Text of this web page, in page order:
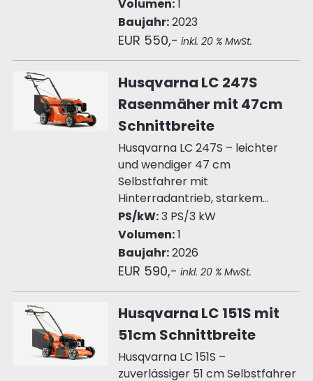
Volumen:1
Baujahr:2023
EUR 550,- inkl. 20 % MwSt.
Husqvarna LC 247S
Rasenmäher mit 47cm
Schnittbreite
Husqvarna LC 247S – leichter
und wendiger 47 cm
Selbstfahrer mit
Hinterradantrieb, starkem...
PS/kW:3 PS/3 kW
Volumen:1
Baujahr:2026
EUR 590,- inkl. 20 % MwSt.
Husqvarna LC 151S mit
51cm Schnittbreite
Husqvarna LC 151S –
zuverlässiger 51 cm Selbstfahrer